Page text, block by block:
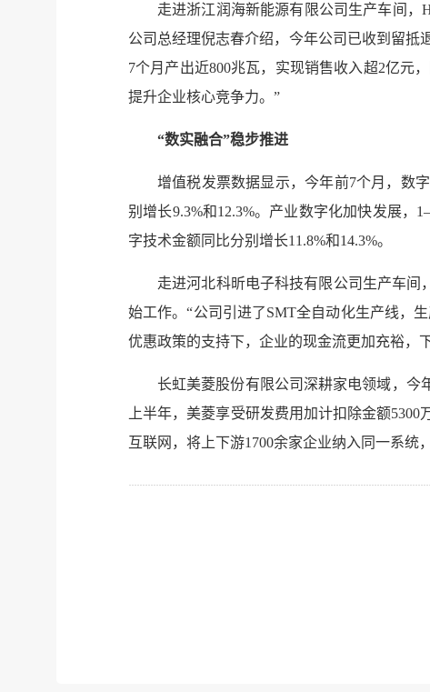
走进浙江润海新能源有限公司生产车间
公司总经理倪志春介绍，今年公司已收到留抵
7个月产出近800兆瓦，实现销售收入超2亿元
提升企业核心竞争力。”
“数实融合”稳步推进
增值税发票数据显示，今年前7个月，数
别增长9.3%和12.3%。产业数字化加快发展
字技术金额同比分别增长11.8%和14.3%。
走进河北科昕电子科技有限公司生产车间
始工作。“公司引进了SMT全自动化生产线，
优惠政策的支持下，企业的现金流更加充裕，
长虹美菱股份有限公司深耕家电领域，
上半年，美菱享受研发费用加计扣除金额
互联网，将上下游1700余家企业纳入同一系